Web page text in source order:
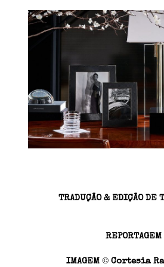
TRADUÇÃO & EDIÇÃO
IMAGEM © Cortesia